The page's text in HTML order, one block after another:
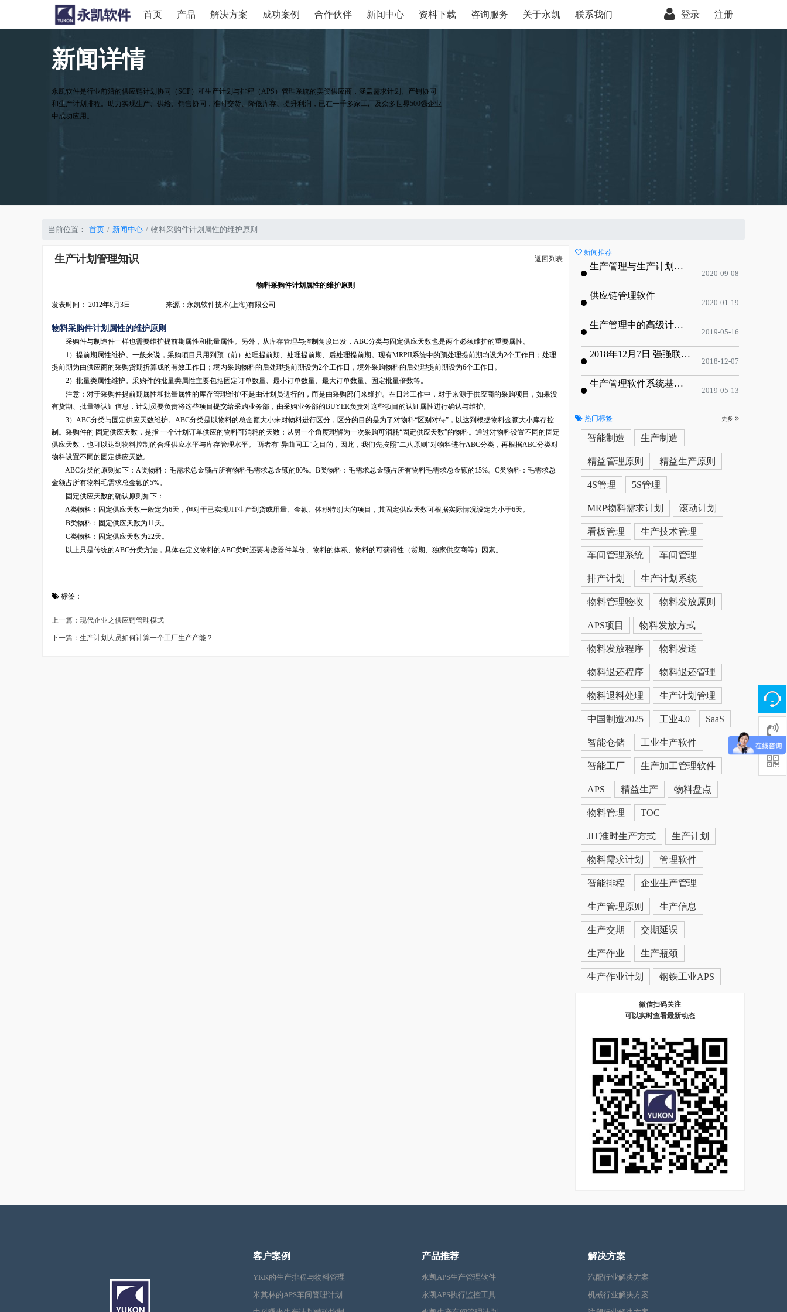
首页 产品 解决方案 成功案例 合作伙伴 新闻中心 资料下载 咨询服务 关于永凯 联系我们 登录 注册
新闻详情
永凯软件是行业前沿的供应链计划协同（SCP）和生产计划与排程（APS）管理系统的美资供应商，涵盖需求计划、产销协同
和生产计划排程。助力实现生产、供给、销售协同，准时交货、降低库存、提升利润，已在一千多家工厂及众多世界500强企业
中成功应用。
当前位置： 首页 新闻中心 物料采购件计划属性的维护原则
生产计划管理知识 返回列表
物料采购件计划属性的维护原则
发表时间： 2012年8月3日 来源：永凯软件技术(上海)有限公司
物料采购件计划属性的维护原则
采购件与制造件一样也需要维护提前期属性和批量属性。另外，从库存管理与控制角度出发，ABC分类与固定供应天数也是两个必须维护的重要属性。
1）提前期属性维护。一般来说，采购项目只用到预（前）处理提前期、处理提前期、后处理提前期。现有MRPII系统中的预处理提前期均设为2个工作日；处理
提前期为由供应商的采购货期折算成的有效工作日；境内采购物料的后处理提前期设为2个工作日，境外采购物料的后处理提前期设为6个工作日。
2）批量类属性维护。采购件的批量类属性主要包括固定订单数量、最小订单数量、最大订单数量、固定批量倍数等。
注意：对于采购件提前期属性和批量属性的库存管理维护不是由计划员进行的，而是由采购部门来维护。在日常工作中，对于来源于供应商的采购项目，如果没
有货期、批量等认证信息，计划员要负责将这些项目提交给采购业务部，由采购业务部的BUYER负责对这些项目的认证属性进行确认与维护。
3）ABC分类与固定供应天数维护。ABC分类是以物料的总金额大小来对物料进行区分，区分的目的是为了对物料“区别对待”，以达到根据物料金额大小库存控
制。采购件的 固定供应天数，是指 一个计划订单供应的物料可消耗的天数；从另一个角度理解为一次采购可消耗“固定供应天数”的物料。通过对物料设置不同的固定
供应天数，也可以达到 物料控制 的合理供应水平与库存管理水平。 两者有“异曲同工”之目的，因此，我们先按照“二八原则”对物料进行ABC分类，再根据ABC分类对
物料设置不同的固定供应天数。
ABC分类的原则如下：A类物料：毛需求总金额占所有物料毛需求总金额的80%。B类物料：毛需求总金额占所有物料毛需求总金额的15%。C类物料：毛需求总
金额占所有物料毛需求总金额的5%。
固定供应天数的确认原则如下：
A类物料：固定供应天数一般定为6天，但对于已实现JIT生产到货或用量、金额、体积特别大的项目，其固定供应天数可根据实际情况设定为小于6天。
B类物料：固定供应天数为11天。
C类物料：固定供应天数为22天。
以上只是传统的ABC分类方法，具体在定义物料的ABC类时还要考虑器件单价、物料的体积、物料的可获得性（货期、独家供应商等）因素。
标签：
上一篇：现代企业之供应链管理模式
下一篇：生产计划人员如何计算一个工厂生产产能？
新闻推荐
生产管理与生产计划的目标
2020-09-08
供应链管理软件
2020-01-19
生产管理中的高级计划与排程优化
2019-05-16
2018年12月7日 强强联手，共同推进电子器件领域APS应用典范 风华高科生产自动化工业互联网应用项目-APS项目启动会
2018-12-07
生产管理软件系统基于信息化的解决方案
2019-05-13
热门标签 更多
智能制造 生产制造
精益管理原则 精益生产原则
4S管理 5S管理
MRP物料需求计划 滚动计划
看板管理 生产技术管理
车间管理系统 车间管理
排产计划 生产计划系统
物料管理验收 物料发放原则
APS项目 物料发放方式
物料发放程序 物料发送
物料退还程序 物料退还管理
物料退料处理 生产计划管理
中国制造2025 工业4.0 SaaS
智能仓储 工业生产软件
智能工厂 生产加工管理软件
APS 精益生产 物料盘点
物料管理 TOC
JIT准时生产方式 生产计划
物料需求计划 管理软件
智能排程 企业生产管理
生产管理原则 生产信息
生产交期 交期延误
生产作业 生产瓶颈
生产作业计划 钢铁工业APS
微信扫码关注
可以实时查看最新动态
客户案例
YKK的生产排程与物料管理
米其林的APS车间管理计划
产品推荐
永凯APS生产管理软件
永凯APS执行监控工具
解决方案
汽配行业解决方案
机械行业解决方案